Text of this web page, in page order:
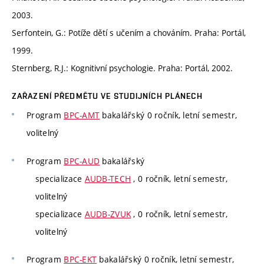
2003.
Serfontein, G.: Potíže dětí s učením a chováním. Praha: Portál,
1999.
Sternberg, R.J.: Kognitivní psychologie. Praha: Portál, 2002.
ZAŘAZENÍ PŘEDMĚTU VE STUDIJNÍCH PLÁNECH
Program BPC-AMT bakalářský 0 ročník, letní semestr,
volitelný
Program BPC-AUD bakalářský
specializace AUDB-TECH , 0 ročník, letní semestr,
volitelný
specializace AUDB-ZVUK , 0 ročník, letní semestr,
volitelný
Program BPC-EKT bakalářský 0 ročník, letní semestr,